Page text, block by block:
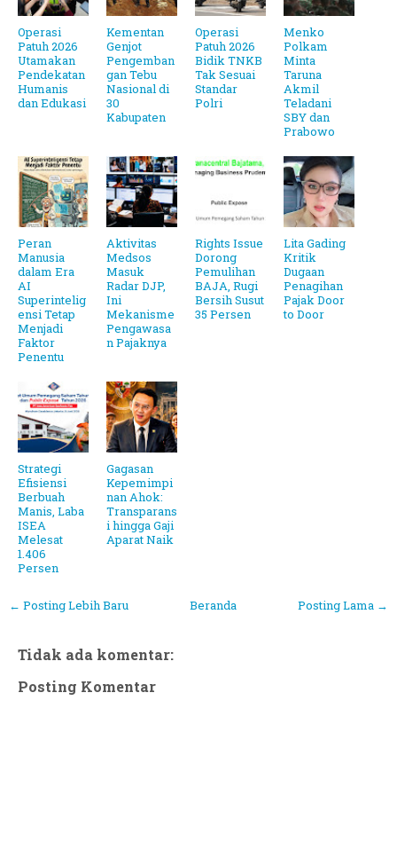
Operasi
Patuh 2026
Utamakan
Pendekatan
Humanis
dan Edukasi
Kementan
Genjot
Pengemban
gan Tebu
Nasional di
30
Kabupaten
Operasi
Patuh 2026
Bidik TNKB
Tak Sesuai
Standar
Polri
Menko
Polkam
Minta
Taruna
Akmil
Teladani
SBY dan
Prabowo
Peran
Manusia
dalam Era
AI
Superintelig
ensi Tetap
Menjadi
Faktor
Penentu
Aktivitas
Medsos
Masuk
Radar DJP,
Ini
Mekanisme
Pengawasa
n Pajaknya
Rights Issue
Dorong
Pemulihan
BAJA, Rugi
Bersih Susut
35 Persen
Lita Gading
Kritik
Dugaan
Penagihan
Pajak Door
to Door
Strategi
Efisiensi
Berbuah
Manis, Laba
ISEA
Melesat
1.406
Persen
Gagasan
Kepemimpi
nan Ahok:
Transparans
i hingga Gaji
Aparat Naik
← Posting Lebih Baru Posting Lama →
Beranda
Tidak ada komentar:
Posting Komentar